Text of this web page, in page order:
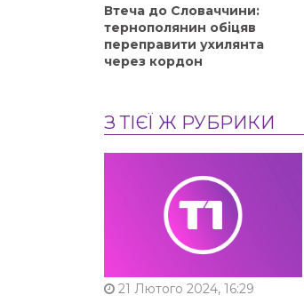
Втеча до Словаччини:
тернополянин обіцяв
переправити ухилянта
через кордон
З ТІЄЇ Ж РУБРИКИ
21 Лютого 2024, 16:29